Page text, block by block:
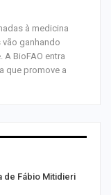
à medicina
ganhando
BioFAO entra
que promove a
de Fábio Mitidieri